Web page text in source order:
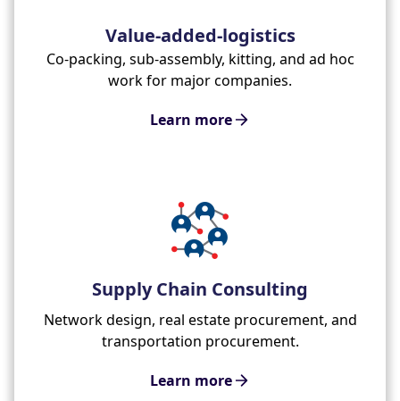
Value-added-logistics
Co-packing, sub-assembly, kitting, and ad hoc
work for major companies.
Learn more
Supply Chain Consulting
Network design, real estate procurement, and
transportation procurement.
Learn more